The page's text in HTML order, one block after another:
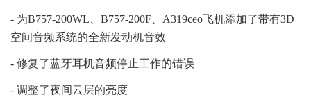
- 为B757-200WL、B757-200F、A319ceo飞机添加了带有3D
空间音频系统的全新发动机音效
- 修复了蓝牙耳机音频停止工作的错误
- 调整了夜间云层的亮度